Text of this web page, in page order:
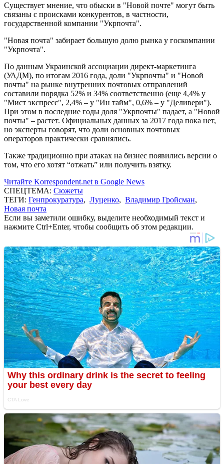
Существует мнение, что обыски в "Новой почте" могут быть
связаны с происками конкурентов, в частности,
государственной компании "Укрпочта".
"Новая почта" забирает большую долю рынка у госкомпании
"Укрпочта".
По данным Украинской ассоциации директ-маркетинга
(УАДМ), по итогам 2016 года, доли "Укрпочты" и "Новой
почты" на рынке внутренних почтовых отправлений
составили порядка 52% и 34% соответственно (еще 4,4% у
"Мист экспресс", 2,4% – у "Ин тайм", 0,6% – у "Деливери").
При этом в последние годы доля "Укрпочты" падает, а "Новой
почты" – растет. Официальных данных за 2017 года пока нет,
но эксперты говорят, что доли основных почтовых
операторов практически сравнялись.
Также традиционно при атаках на бизнес появились версии о
том, что его хотят “отжать” или получить взятку.
Читайте Korrespondent.net в Google News
СПЕЦТЕМА: Сюжеты
ТЕГИ: Генпрокуратура, Луценко, Владимир Гройсман,
Новая почта
Если вы заметили ошибку, выделите необходимый текст и
нажмите Ctrl+Enter, чтобы сообщить об этом редакции.